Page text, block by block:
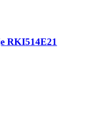
RKI514E21